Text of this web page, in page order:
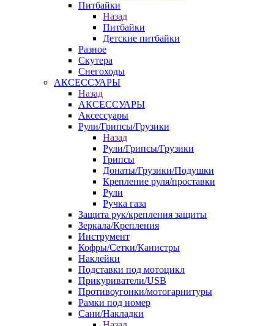
Питбайки
Назад
Питбайки
Детские питбайки
Разное
Скутера
Снегоходы
АКСЕССУАРЫ
Назад
АКСЕССУАРЫ
Аксессуары
Рули/Грипсы/Грузики
Назад
Рули/Грипсы/Грузики
Грипсы
Донаты/Грузики/Подушки
Крепление руля/проставки
Рули
Ручка газа
Защита рук/крепления защиты
Зеркала/Крепления
Инструмент
Кофры/Сетки/Канистры
Наклейки
Подставки под мотоцикл
Прикуриватели/USB
Противоугонки/мотогарнитуры
Рамки под номер
Сани/Накладки